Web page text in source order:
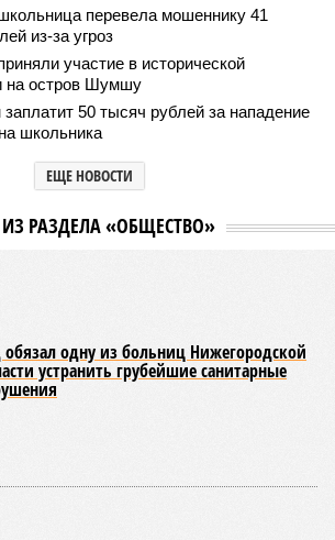
перевела мошеннику 41
из-за угроз
участие в исторической
на остров Шумшу
заплатит 50 тысяч рублей за нападение
школьника
ЕЩЕ НОВОСТИ
РАЗДЕЛА «ОБЩЕСТВО»
обязал одну из больниц Нижегородской
устранить грубейшие санитарные